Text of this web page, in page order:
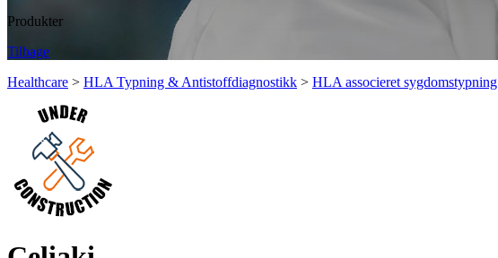
Produkter
Tilbage
Healthcare > HLA Typning & Antistoffdiagnostikk > HLA associeret sygdomstypning